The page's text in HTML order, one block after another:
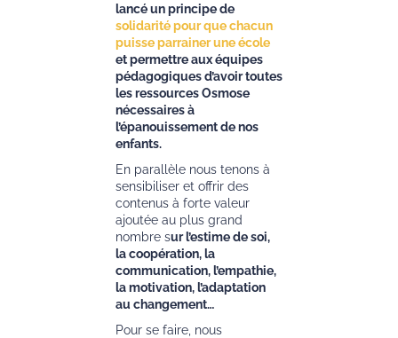
lancé un principe de
solidarité pour que chacun
puisse parrainer une école
et permettre aux équipes
pédagogiques d’avoir toutes
les ressources Osmose
nécessaires à
l’épanouissement de nos
enfants.
En parallèle nous tenons à
sensibiliser et offrir des
contenus à forte valeur
ajoutée au plus grand
nombre sur l’estime de soi,
la coopération, la
communication, l’empathie,
la motivation, l’adaptation
au changement…
Pour se faire, nous